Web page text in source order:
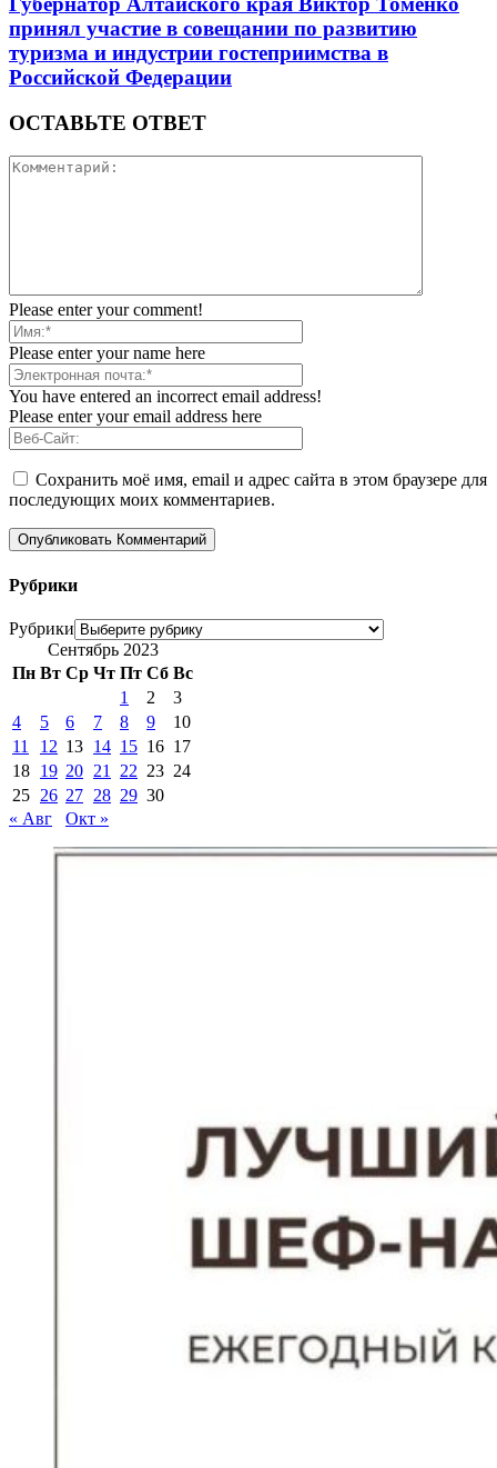
принял участие в совещании по развитию
туризма и индустрии гостеприимства в
Российской Федерации
ОСТАВЬТЕ ОТВЕТ
Please enter your comment!
Please enter your name here
You have entered an incorrect email address!
Please enter your email address here
Сохранить моё имя, email и адрес сайта в этом браузере для
последующих моих комментариев.
Рубрики
Рубрики
Сентябрь 2023
Пн Вт Ср Чт Пт Сб Вс
1
2
3
4
5 6 7 8 9
10
11
12 13 14 15 16 17
18 19 20 21 22 23 24
25 26 27 28 29 30
« Авг
Окт »